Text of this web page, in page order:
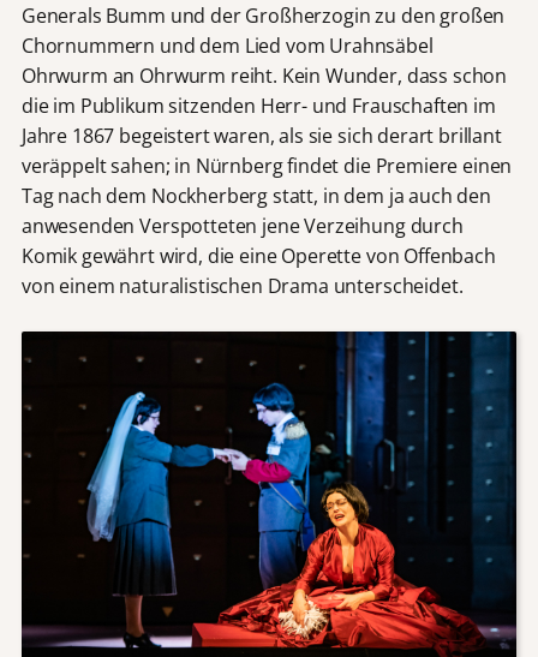
Generals Bumm und der Großherzogin zu den großen
Chornummern und dem Lied vom Urahnsäbel
Ohrwurm an Ohrwurm reiht. Kein Wunder, dass schon
die im Publikum sitzenden Herr- und Frauschaften im
Jahre 1867 begeistert waren, als sie sich derart brillant
veräppelt sahen; in Nürnberg findet die Premiere einen
Tag nach dem Nockherberg statt, in dem ja auch den
anwesenden Verspotteten jene Verzeihung durch
Komik gewährt wird, die eine Operette von Offenbach
von einem naturalistischen Drama unterscheidet.